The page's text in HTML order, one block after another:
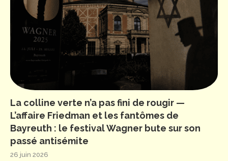
La colline verte n’a pas fini de rougir —
L’affaire Friedman et les fantômes de
Bayreuth : le festival Wagner bute sur son
passé antisémite
26 juin 2026